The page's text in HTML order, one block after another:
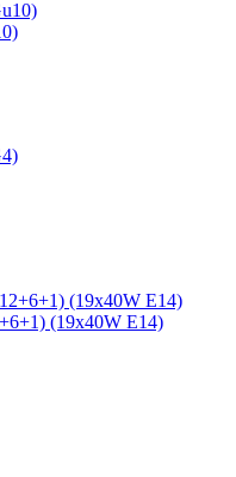
(19x40W E14)